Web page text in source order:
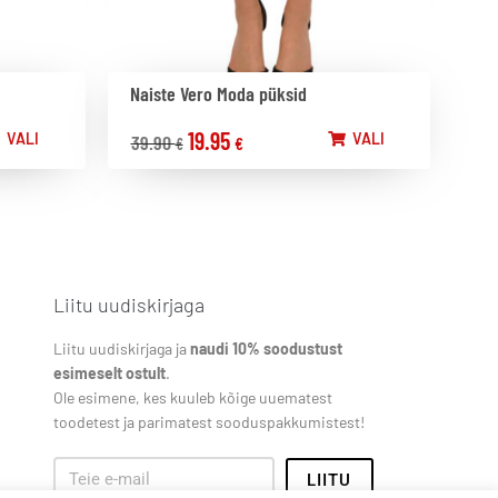
VALI
Naiste Vero Moda püksid
39.90€ 19.95 € VALI
Liitu uudiskirjaga
Liitu uudiskirjaga janaudi 10% soodustust
esimeselt ostult.
Ole esimene, kes kuuleb kõige uuematest
toodetest ja parimatest sooduspakkumistest!
LIITU